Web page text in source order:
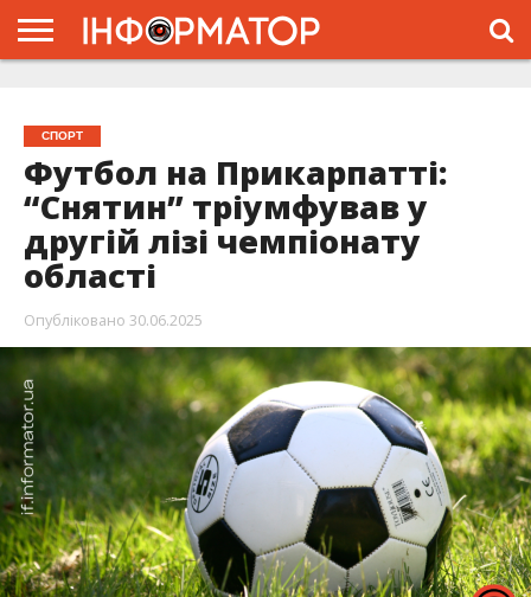
СПОРТ
Футбол на Прикарпатті:
“Снятин” тріумфував у
другій лізі чемпіонату
області
Опубліковано 30.06.2025